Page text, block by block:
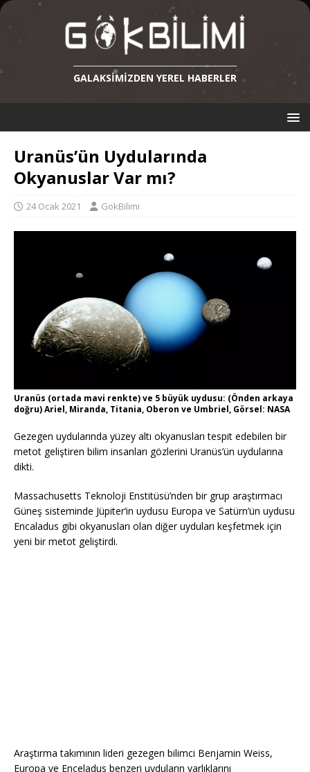
GALAKSIMIZDEN YEREL HABERLER
Uranüs’ün Uydularında
Okyanuslar Var mı?
24 Ocak 2021 GokBilimi
Uranüs (ortada mavi renkte) ve 5 büyük uydusu: (Önden arkaya
doğru) Ariel, Miranda, Titania, Oberon ve Umbriel, Görsel: NASA
Gezegen uydularında yüzey altı okyanusları tespit edebilen bir
metot geliştiren bilim insanları gözlerini Uranüs’ün uydularına
dikti.
Massachusetts Teknoloji Enstitüsü’nden bir grup araştırmacı
Güneş sisteminde Jüpiter’in uydusu Europa ve Satürn’ün uydusu
Encaladus gibi okyanusları olan diğer uyduları keşfetmek için
yeni bir metot geliştirdi.
Araştırma takımının lideri gezegen bilimci Benjamin Weiss,
Europa ve Enceladus benzeri uyduların varlıklarını